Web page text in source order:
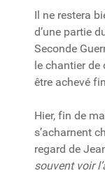
Il ne restera
d’une partie
Seconde
le chantier de
être achevé
Hier, fin de
s’acharnent
regard de
souvent voir